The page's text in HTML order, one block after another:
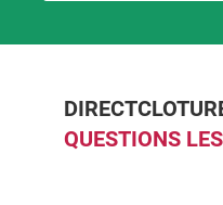
QUESTIONS